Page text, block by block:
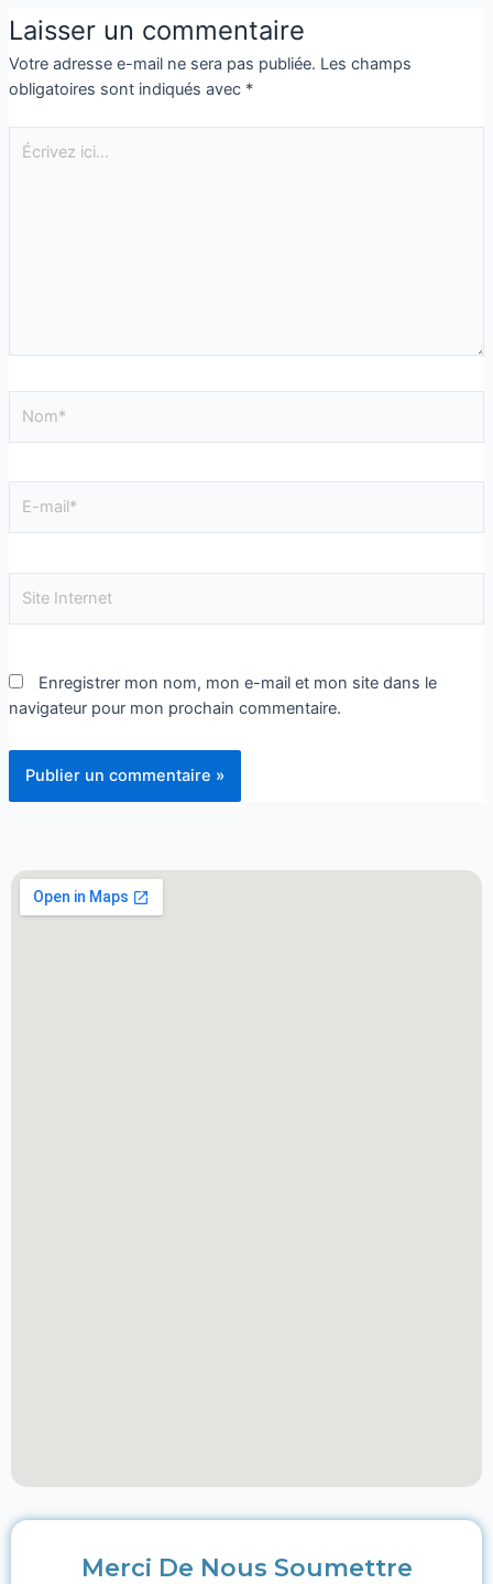
Laisser un commentaire
Votre adresse e-mail ne sera pas publiée. Les champs
obligatoires sont indiqués avec *
Enregistrer mon nom, mon e-mail et mon site dans le
navigateur pour mon prochain commentaire.
Merci De Nous Soumettre